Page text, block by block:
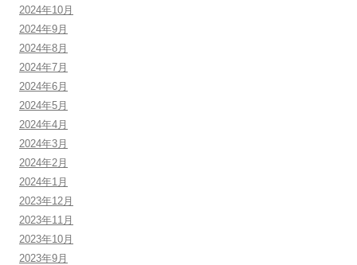
2024年10月
2024年9月
2024年8月
2024年7月
2024年6月
2024年5月
2024年4月
2024年3月
2024年2月
2024年1月
2023年12月
2023年11月
2023年10月
2023年9月